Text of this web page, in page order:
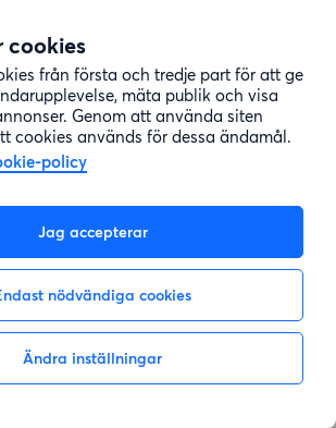
cookies
från första och tredje part för att ge
mäta publik och visa
Genom att använda siten
cookies används för dessa ändamål.
policy
Jag accepterar
nödvändiga cookies
Ändra inställningar